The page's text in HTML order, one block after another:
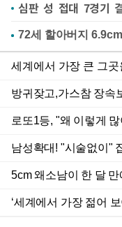
심판 성 접대 7경기